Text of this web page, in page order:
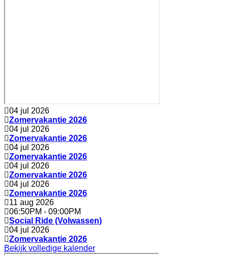
04 jul 2026
Zomervakantie 2026
04 jul 2026
Zomervakantie 2026
04 jul 2026
Zomervakantie 2026
04 jul 2026
Zomervakantie 2026
04 jul 2026
Zomervakantie 2026
11 aug 2026
06:50PM - 09:00PM
Social Ride (Volwassen)
04 jul 2026
Zomervakantie 2026
Bekijk volledige kalender